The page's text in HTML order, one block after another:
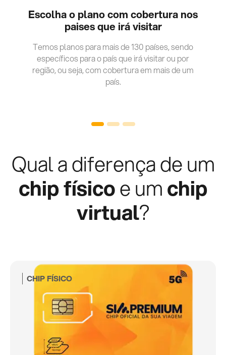
Escolha o plano com cobertura nos
paises que irá visitar
Temos planos para mais de 130 países, sendo
específicos para o país que irá visitar ou por
região, ou seja, com cobertura em mais de um
país.
Qual a diferença de um
chip físicoe umchip
virtual?
CHIP FÍSICO